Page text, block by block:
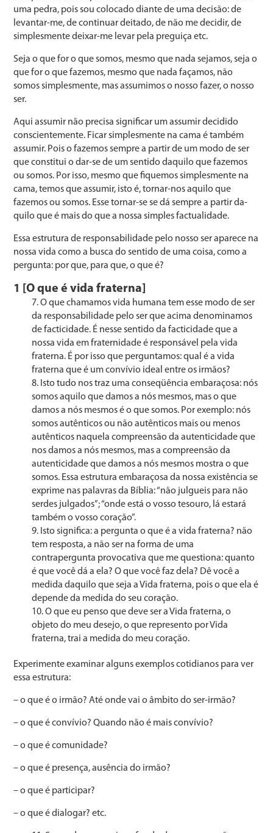
uma pedra, pois sou colocado diante de uma decisão: de
levantar-me, de continuar deitado, de não me decidir, de
simplesmente deixar-me levar pela preguiça etc.
Seja o que for o que somos, mesmo que nada sejamos, seja o
que for o que fazemos, mesmo que nada façamos, não
somos simplesmente, mas assumimos o nosso fazer, o nosso
ser.
Aqui assumir não precisa significar um assumir decidido
conscientemente. Ficar simplesmente na cama é também
assumir. Pois o fazemos sempre a partir de um modo de ser
que constitui o dar-se de um sentido daquilo que fazemos
ou somos. Por isso, mesmo que fiquemos simplesmente na
cama, temos que assumir, isto é, tornar-nos aquilo que
fazemos ou somos. Esse tornar-se se dá sempre a partir da­
quilo que é mais do que a nossa simples factualidade.
Essa estrutura de responsabilidade pelo nosso ser apare­ce na
nossa vida como a busca do sentido de uma coisa, co­mo a
pergunta: por que, para que, o que é?
1 [O que é vida fraterna]
O que chamamos vida humana tem esse modo de ser
da responsabilidade pelo ser que acima denominamos
de facticidade. É nesse sentido da facticidade que a
nossa vi­da em fraternidade é responsável pela vida
fraterna. É por isso que perguntamos: qual é a vida
fraterna que é um convívio ideal entre os irmãos?
Isto tudo nos traz uma conseqüência embaraçosa: nós
somos aquilo que damos a nós mesmos, mas o que
damos a nós mesmos é o que somos. Por exemplo: nós
somos au­tênticos ou não autênticos mais ou menos
autênticos naquela compreensão da autenticidade que
nos damos a nós mesmos, mas a compreensão da
autenticidade que damos a nós mes­mos mostra o que
somos. Essa estrutura embaraçosa da nos­sa existência se
exprime nas palavras da Bíblia: “não julgueis para não
serdes julgados”; “onde está o vosso tesouro, lá estará
também o vosso coração”.
Isto significa: a pergunta o que é a vida fraterna? não
tem resposta, a não ser na forma de uma
contrapergunta provocativa que me questiona: quanto
é que você dá a ela? O que você faz dela? Dê você a
medida daquilo que seja a Vida fraterna, pois o que ela é
depende da medida do seu coração.
O que eu penso que deve ser a Vida fraterna, o
objeto do meu desejo, o que represento por Vida
fraterna, trai a medida do meu coração.
Experimente examinar alguns exemplos cotidianos para ver
essa estrutura:
– o que é o irmão? Até onde vai o âmbito do ser-irmão?
– o que é convívio? Quando não é mais convívio?
– o que é comunidade?
– o que é presença, ausência do irmão?
– o que é participar?
– o que é dialogar? etc.